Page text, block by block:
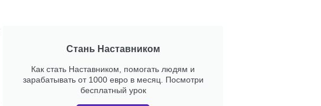
Стань Наставником
Как стать Наставником, помогать людям и
зарабатывать от 1000 евро в месяц. Посмотри
бесплатный урок